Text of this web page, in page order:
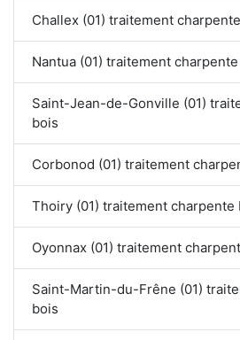
Challex (01) traitement
Nantua (01) traitement
Saint-Jean-de-Gonville (01)
bois
Corbonod (01) traitement
Thoiry (01) traitement charpente
Oyonnax (01) traitement
Saint-Martin-du-Frêne (01)
bois